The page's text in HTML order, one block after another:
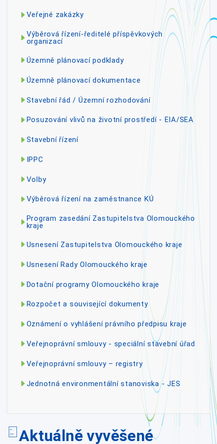
Veřejné zakázky
Výběrová řízení-ředitelé příspěvkových
organizací
Územně plánovací podklady
Územně plánovací dokumentace
Stavební řád / Územní rozhodování
Posuzování vlivů na životní prostředí - EIA/SEA
Stavební řízení
IPPC
Volby
Výběrová řízení na zaměstnance KÚ
Program zasedání Zastupitelstva Olomouckého
kraje
Usnesení Zastupitelstva Olomouckého kraje
Usnesení Rady Olomouckého kraje
Dotační programy Olomouckého kraje
Rozpočet a související dokumenty
Oznámení o vyhlášení právního předpisu kraje
Veřejnoprávní smlouvy - speciální stavební úřad
Veřejnoprávní smlouvy – registry
Jednotná environmentální stanoviska - JES
Aktuálně vyvěšené